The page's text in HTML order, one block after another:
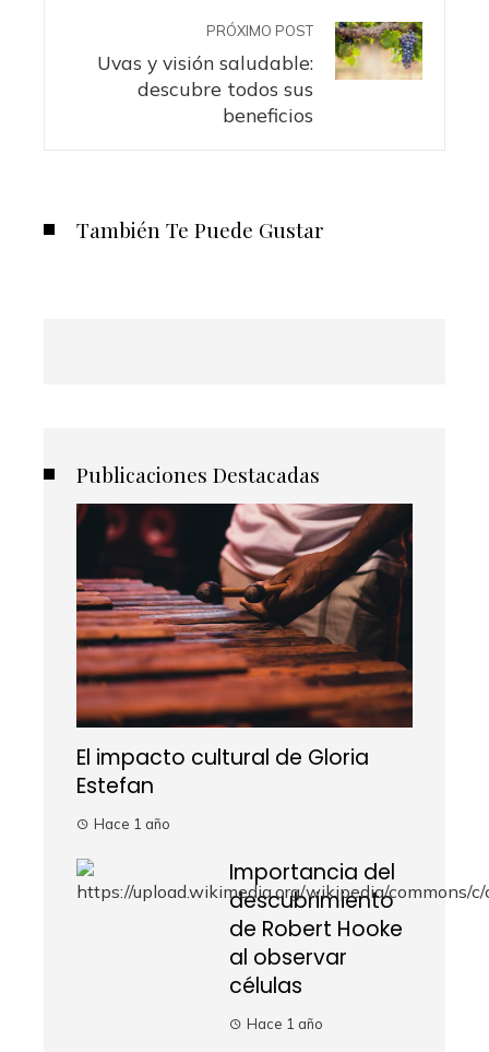
PRÓXIMO POST
Uvas y visión saludable:
descubre todos sus
beneficios
También Te Puede Gustar
Publicaciones Destacadas
El impacto cultural de Gloria
Estefan
Hace 1 año
Importancia del
descubrimiento
de Robert Hooke
al observar
células
Hace 1 año